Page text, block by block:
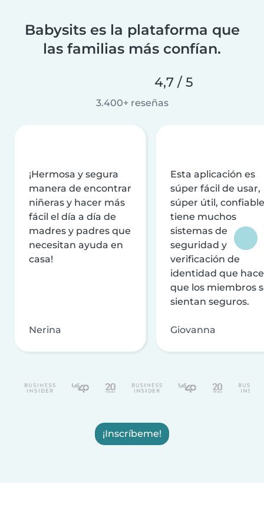
Babysits es la plataforma que
las familias más confían.
4,7 / 5
3.400+ reseñas
¡Hermosa y segura
manera de encontrar
niñeras y hacer más
fácil el día a día de
madres y padres que
necesitan ayuda en
casa!
Nerina
Esta aplicación es
súper fácil de usar,
súper útil,
tiene muchos
sistemas de
seguridad y
verificación de
identidad que
que los miembros
sientan seguros.
Giovanna
¡Inscríbeme!